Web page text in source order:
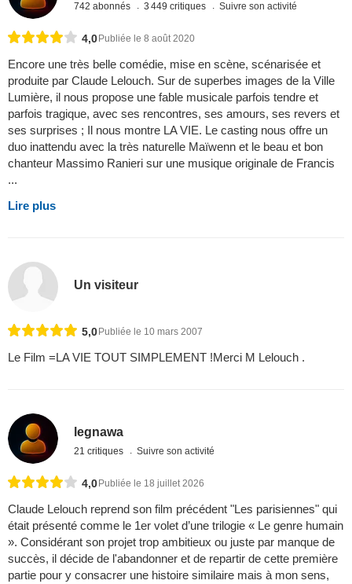
742 abonnés 3 449 critiques Suivre son activité
4,0Publiée le 8 août 2020
Encore une très belle comédie, mise en scène, scénarisée et
produite par Claude Lelouch. Sur de superbes images de la Ville
Lumière, il nous propose une fable musicale parfois tendre et
parfois tragique, avec ses rencontres, ses amours, ses revers et
ses surprises ; Il nous montre LA VIE. Le casting nous offre un
duo inattendu avec la très naturelle Maïwenn et le beau et bon
chanteur Massimo Ranieri sur une musique originale de Francis
...
Lire plus
Un visiteur
5,0 Publiée le 10 mars 2007
Le Film =LA VIE TOUT SIMPLEMENT !Merci M Lelouch .
legnawa
21 critiques Suivre son activité
4,0 Publiée le 18 juillet 2026
Claude Lelouch reprend son film précédent "Les parisiennes" qui
était présenté comme le 1er volet d’une trilogie « Le genre humain
». Considérant son projet trop ambitieux ou juste par manque de
succès, il décide de l'abandonner et de repartir de cette première
partie pour y consacrer une histoire similaire mais à mon sens,